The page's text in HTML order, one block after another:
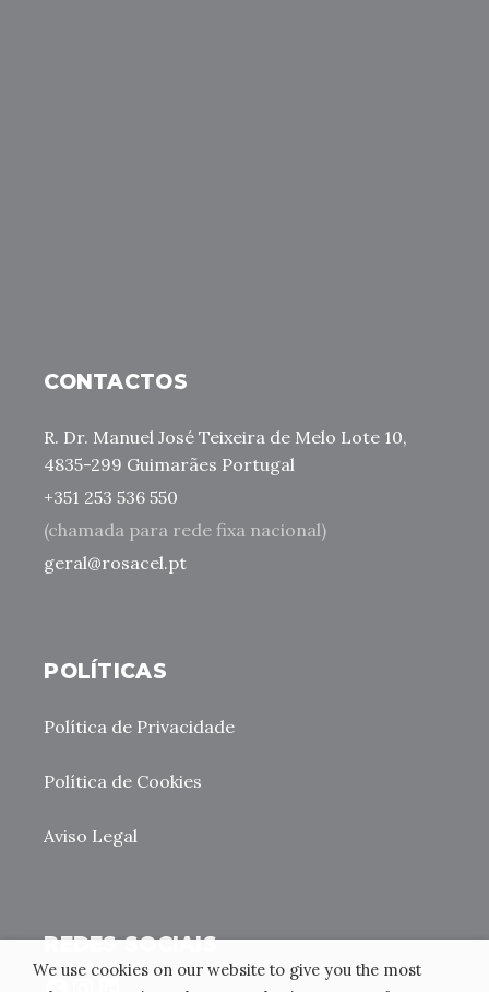
CONTACTOS
R. Dr. Manuel José Teixeira de Melo Lote 10,
4835-299 Guimarães Portugal
+351 253 536 550
(chamada para rede fixa nacional)
geral@rosacel.pt
POLÍTICAS
Política de Privacidade
Política de Cookies
Aviso Legal
REDES SOCIAIS
We use cookies on our website to give you the most